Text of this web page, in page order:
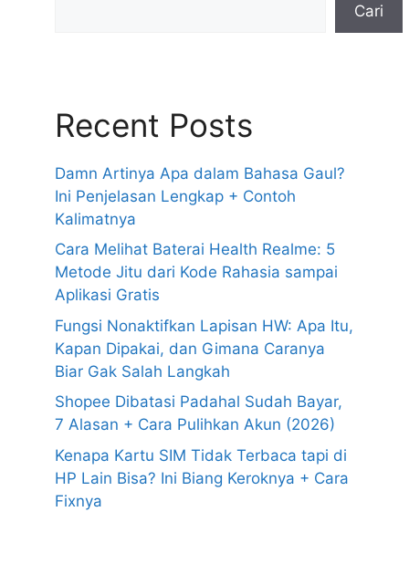
Cari
Recent Posts
Damn Artinya Apa dalam Bahasa Gaul?
Ini Penjelasan Lengkap + Contoh
Kalimatnya
Cara Melihat Baterai Health Realme: 5
Metode Jitu dari Kode Rahasia sampai
Aplikasi Gratis
Fungsi Nonaktifkan Lapisan HW: Apa Itu,
Kapan Dipakai, dan Gimana Caranya
Biar Gak Salah Langkah
Shopee Dibatasi Padahal Sudah Bayar,
7 Alasan + Cara Pulihkan Akun (2026)
Kenapa Kartu SIM Tidak Terbaca tapi di
HP Lain Bisa? Ini Biang Keroknya + Cara
Fixnya